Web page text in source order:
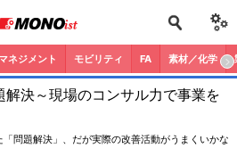
ネジメント モビリティ FA 素材／化学
解決～現場のコンサル力で事業を
問題解決」、だが実際の改善活動がうまくいかな